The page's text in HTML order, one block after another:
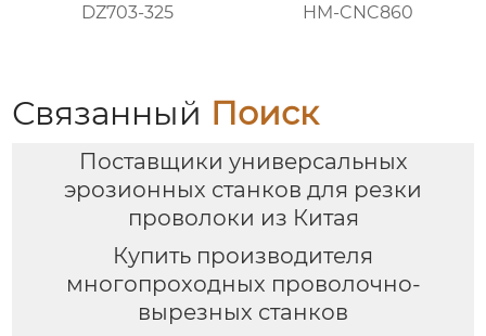
DZ703-325 HM-CNC860
Связанный Поиск
Поставщики универсальных
эрозионных станков для резки
проволоки из Китая
Купить производителя
многопроходных проволочно-
вырезных станков